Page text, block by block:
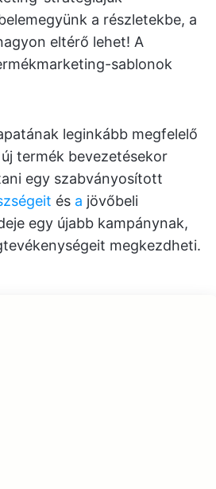
a részletekbe, a
eltérő lehet! A
sablonok
leginkább megfelelő
termék bevezetésekor
egy szabványosított
és a jövőbeli
egy újabb kampánynak,
megkezdheti.